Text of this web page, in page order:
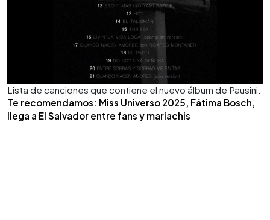
Lista de canciones que contiene el nuevo álbum de Pausini.
Te recomendamos: Miss Universo 2025, Fátima Bosch,
llega a El Salvador entre fans y mariachis